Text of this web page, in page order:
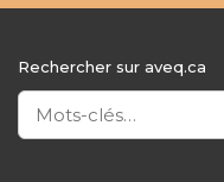
Rechercher sur aveq.ca